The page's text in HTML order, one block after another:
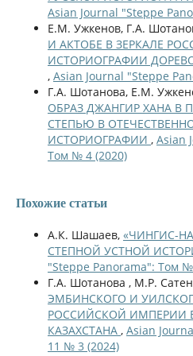
Asian Journal "Steppe
Е.М. Ужкенов, Г.А.
И АКТОБЕ В ЗЕРКАЛЕ
ИСТОРИОГРАФИИ
, Asian Journal "Steppe
Г.А. Шотанова, Е.М.
ОБРАЗ ДЖАНГИР ХАНА В
СТЕПЬЮ В
ИСТОРИОГРАФИИ , Asian
Том № 4 (2020)
Похожие статьи
А.К. Шашаев, «ЧИНГИС-
СТЕПНОЙ УСТНОЙ
"Steppe Panorama": Том
Г.А. Шотанова , М.Р.
ЭМБИНСКОГО И
РОССИЙСКОЙ ИМПЕРИИ
КАЗАХСТАНА , Asian
11 № 3 (2024)